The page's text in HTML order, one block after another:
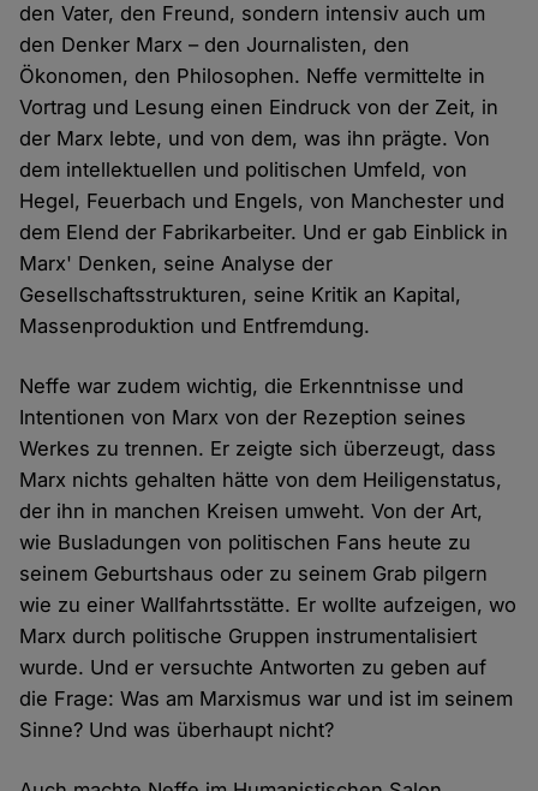
den Vater, den Freund, sondern intensiv auch um
den Denker Marx – den Journalisten, den
Ökonomen, den Philosophen. Neffe vermittelte in
Vortrag und Lesung einen Eindruck von der Zeit, in
der Marx lebte, und von dem, was ihn prägte. Von
dem intellektuellen und politischen Umfeld, von
Hegel, Feuerbach und Engels, von Manchester und
dem Elend der Fabrikarbeiter. Und er gab Einblick in
Marx' Denken, seine Analyse der
Gesellschaftsstrukturen, seine Kritik an Kapital,
Massenproduktion und Entfremdung.
Neffe war zudem wichtig, die Erkenntnisse und
Intentionen von Marx von der Rezeption seines
Werkes zu trennen. Er zeigte sich überzeugt, dass
Marx nichts gehalten hätte von dem Heiligenstatus,
der ihn in manchen Kreisen umweht. Von der Art,
wie Busladungen von politischen Fans heute zu
seinem Geburtshaus oder zu seinem Grab pilgern
wie zu einer Wallfahrtsstätte. Er wollte aufzeigen, wo
Marx durch politische Gruppen instrumentalisiert
wurde. Und er versuchte Antworten zu geben auf
die Frage: Was am Marxismus war und ist im seinem
Sinne? Und was überhaupt nicht?